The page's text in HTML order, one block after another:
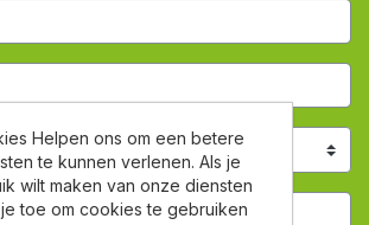
Helpen ons om een betere
te kunnen verlenen. Als je
wilt maken van onze diensten
toe om cookies te gebruiken